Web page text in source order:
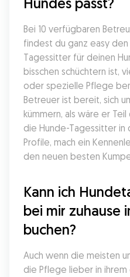
Bei 10 verfügbaren
findest du ganz easy
Tagessitter für deinen
bisschen schüchtern ist,
oder spezielle Pflege
Betreuer ist bereit, sich
kümmern, als wäre er
die Hunde-Tagessitter in
Profile, mach ein
den neuen besten
Kann ich
bei mir zuhause
buchen?
Auch wenn die meisten
die Pflege lieber in ihrem